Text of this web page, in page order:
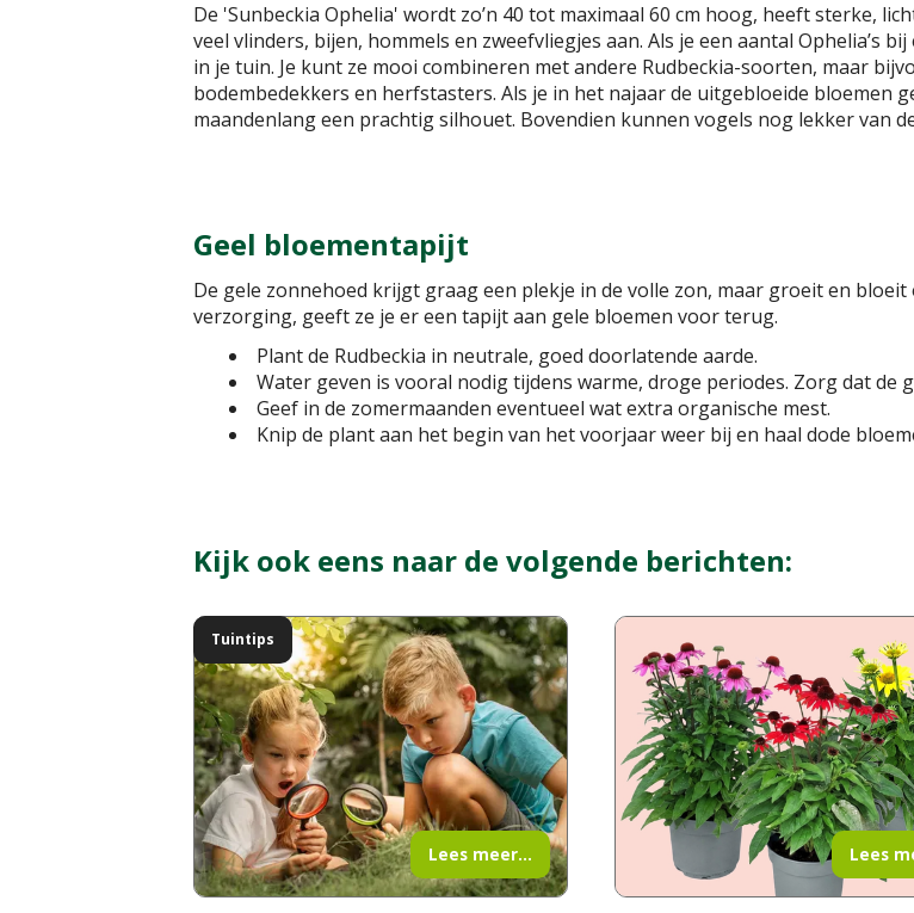
De 'Sunbeckia Ophelia' wordt zo’n 40 tot maximaal 60 cm hoog, heeft sterke,
veel vlinders, bijen, hommels en zweefvliegjes aan. Als je een aantal Ophelia’s
in je tuin. Je kunt ze mooi combineren met andere Rudbeckia-soorten, maar
bodembedekkers en herfstasters. Als je in het najaar de uitgebloeide bloemen
maandenlang een prachtig silhouet. Bovendien kunnen vogels nog lekker van
Geel bloementapijt
De gele zonnehoed krijgt graag een plekje in de volle zon, maar groeit en
verzorging, geeft ze je er een tapijt aan gele bloemen voor terug.
Plant de Rudbeckia in neutrale, goed doorlatende aarde.
Water geven is vooral nodig tijdens warme, droge periodes. Zorg dat de
Geef in de zomermaanden eventueel wat extra organische mest.
Knip de plant aan het begin van het voorjaar weer bij en haal dode
Kijk ook eens naar de volgende berichten:
Tuintips
Lees meer... Lees